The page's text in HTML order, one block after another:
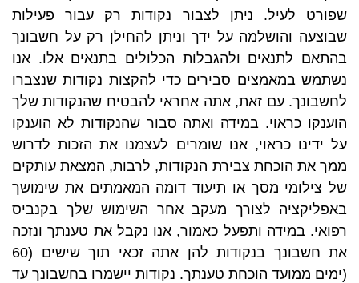
שפורט לעיל. ניתן לצבור נקודות רק עבור פעילות
שבוצעה והושלמה על ידך וניתן להחילן רק על חשבונך
בהתאם לתנאים ולהגבלות הכלולים בתנאים אלו. אנו
נשתמש במאמצים סבירים כדי להקצות נקודות שנצברו
לחשבונך. עם זאת, אתה אחראי להבטיח שהנקודות שלך
הוענקו כראוי. במידה ואתה סבור שהנקודות לא הוענקו
על ידינו כראוי, אנו שומרים לעצמנו את הזכות לדרוש
ממך את הוכחת צבירת הנקודות, לרבות, המצאת עותקים
של צילומי מסך או תיעוד דומה המאמתים את שימושך
באפליקציה לצורך מעקב אחר השימוש שלך בקנביס
רפואי. במידה ותפעל כאמור, אנו נקבל את טענתך ונזכה
את חשבונך בנקודות להן אתה זכאי תוך שישים (60
(ימים ממועד הוכחת טענתך. נקודות יישמרו בחשבונך עד